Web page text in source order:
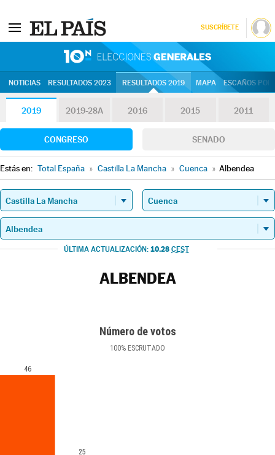
SUSCRÍBETE
NOTICIAS RESULTADOS 2023 RESULTADOS 2019 MAPA ESCAÑOS
2019 2019-28A 2016 2015 2011
CONGRESO SENADO
Estás en: Total España » Castilla La Mancha » Cuenca » Albendea
ÚLTIMA ACTUALIZACIÓN: 10.28 CEST
ALBENDEA
Número de votos
100% ESCRUTADO
46
25